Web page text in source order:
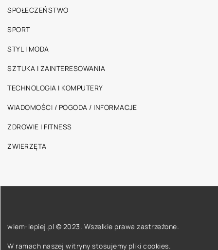
SPOŁECZEŃSTWO
SPORT
STYL I MODA
SZTUKA I ZAINTERESOWANIA
TECHNOLOGIA I KOMPUTERY
WIADOMOŚCI / POGODA / INFORMACJE
ZDROWIE I FITNESS
ZWIERZĘTA
wiem-lepiej.pl © 2023. Wszelkie prawa zastrzeżone.
W ramach naszej witryny stosujemy pliki cookies.